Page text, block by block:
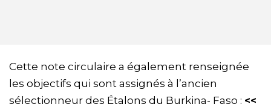
Cette note circulaire a également renseignée
les objectifs qui sont assignés à l’ancien
sélectionneur des Étalons du Burkina- Faso : <<